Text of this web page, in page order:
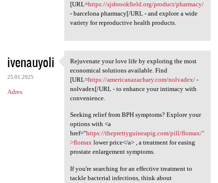
[URL=https://sjsbrookfield.org/product/pharmacy/
- barcelona pharmacy[/URL - and explore a wide
variety for reproductive health products.
ivenauyoli
25.01.2025
Adres
Rejuvenate your love life by
Rejuvenate your love life by exploring the most
economical solutions available. Find
[URL=https://americanazachary.com/nolvadex/-
nolvadex[/URL - to enhance your intimacy with
convenience.
Seeking relief from BPH symptoms? Explore your
options with <a
href="https://theprettyguineapig.com/pill/flomax/"
>flomaxlower price</a> , a treatment for easing
prostate enlargement symptoms.
If you're searching for an effective treatment to
tackle bacterial infections, think about